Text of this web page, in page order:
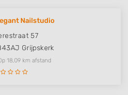
Nailstudio
57
Grijpskerk
18,09 km afstand
advertising
content